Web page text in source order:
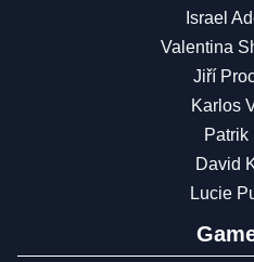
Israel
Valentina
Jiří
Karlos
Patrik
David
Lucie